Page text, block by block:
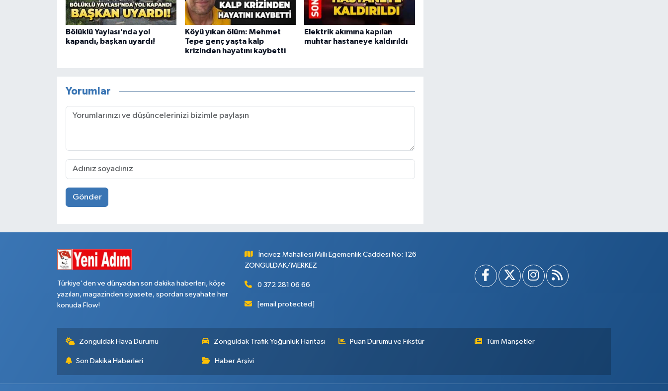
Bölüklü Yaylası'nda yol
kapandı, başkan uyardı!
Köyü yıkan ölüm: Mehmet
Tepe genç yaşta kalp
krizinden hayatını kaybetti
Elektrik akımına kapılan
muhtar hastaneye kaldırıldı
Yorumlar
Gönder
Türkiye'den ve dünyadan son dakika haberleri, köşe
yazıları, magazinden siyasete, spordan seyahate her
konuda Flow!
İncivez Mahallesi Milli Egemenlik Caddesi No: 126
ZONGULDAK/MERKEZ
0 372 281 06 66
[email protected]
Zonguldak Hava Durumu Zonguldak Trafik Yoğunluk Haritası Puan Durumu ve Fikstür Tüm Manşetler
Son Dakika Haberleri Haber Arşivi